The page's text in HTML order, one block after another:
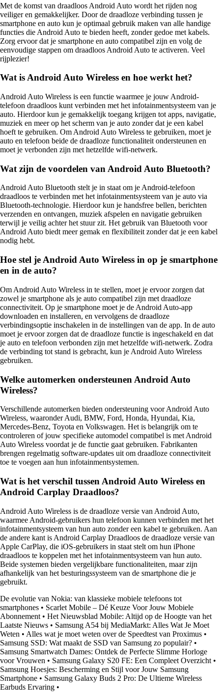
Met de komst van draadloos Android Auto wordt het rijden nog
veiliger en gemakkelijker. Door de draadloze verbinding tussen je
smartphone en auto kun je optimaal gebruik maken van alle handige
functies die Android Auto te bieden heeft, zonder gedoe met kabels.
Zorg ervoor dat je smartphone en auto compatibel zijn en volg de
eenvoudige stappen om draadloos Android Auto te activeren. Veel
rijplezier!
Wat is Android Auto Wireless en hoe werkt het?
Android Auto Wireless is een functie waarmee je jouw Android-
telefoon draadloos kunt verbinden met het infotainmentsysteem van je
auto. Hierdoor kun je gemakkelijk toegang krijgen tot apps, navigatie,
muziek en meer op het scherm van je auto zonder dat je een kabel
hoeft te gebruiken. Om Android Auto Wireless te gebruiken, moet je
auto en telefoon beide de draadloze functionaliteit ondersteunen en
moet je verbonden zijn met hetzelfde wifi-netwerk.
Wat zijn de voordelen van Android Auto Bluetooth?
Android Auto Bluetooth stelt je in staat om je Android-telefoon
draadloos te verbinden met het infotainmentsysteem van je auto via
Bluetooth-technologie. Hierdoor kun je handsfree bellen, berichten
verzenden en ontvangen, muziek afspelen en navigatie gebruiken
terwijl je veilig achter het stuur zit. Het gebruik van Bluetooth voor
Android Auto biedt meer gemak en flexibiliteit zonder dat je een kabel
nodig hebt.
Hoe stel je Android Auto Wireless in op je smartphone
en in de auto?
Om Android Auto Wireless in te stellen, moet je ervoor zorgen dat
zowel je smartphone als je auto compatibel zijn met draadloze
connectiviteit. Op je smartphone moet je de Android Auto-app
downloaden en installeren, en vervolgens de draadloze
verbindingsoptie inschakelen in de instellingen van de app. In de auto
moet je ervoor zorgen dat de draadloze functie is ingeschakeld en dat
je auto en telefoon verbonden zijn met hetzelfde wifi-netwerk. Zodra
de verbinding tot stand is gebracht, kun je Android Auto Wireless
gebruiken.
Welke automerken ondersteunen Android Auto
Wireless?
Verschillende automerken bieden ondersteuning voor Android Auto
Wireless, waaronder Audi, BMW, Ford, Honda, Hyundai, Kia,
Mercedes-Benz, Toyota en Volkswagen. Het is belangrijk om te
controleren of jouw specifieke automodel compatibel is met Android
Auto Wireless voordat je de functie gaat gebruiken. Fabrikanten
brengen regelmatig software-updates uit om draadloze connectiviteit
toe te voegen aan hun infotainmentsystemen.
Wat is het verschil tussen Android Auto Wireless en
Android Carplay Draadloos?
Android Auto Wireless is de draadloze versie van Android Auto,
waarmee Android-gebruikers hun telefoon kunnen verbinden met het
infotainmentsysteem van hun auto zonder een kabel te gebruiken. Aan
de andere kant is Android Carplay Draadloos de draadloze versie van
Apple CarPlay, die iOS-gebruikers in staat stelt om hun iPhone
draadloos te koppelen met het infotainmentsysteem van hun auto.
Beide systemen bieden vergelijkbare functionaliteiten, maar zijn
afhankelijk van het besturingssysteem van de smartphone die je
gebruikt.
De evolutie van Nokia: van klassieke mobiele telefoons tot
smartphones • Scarlet Mobile – Dé Keuze Voor Jouw Mobiele
Abonnement • Het Nieuwsblad Mobile: Altijd op de Hoogte van het
Laatste Nieuws • Samsung A54 bij MediaMarkt: Alles Wat Je Moet
Weten • Alles wat je moet weten over de Speedtest van Proximus •
Samsung SSD: Wat maakt de SSD van Samsung zo populair? •
Samsung Smartwatch Dames: Ontdek de Perfecte Slimme Horloge
voor Vrouwen • Samsung Galaxy S20 FE: Een Compleet Overzicht •
Samsung Hoesjes: Bescherming en Stijl voor Jouw Samsung
Smartphone • Samsung Galaxy Buds 2 Pro: De Ultieme Wireless
Earbuds Ervaring •